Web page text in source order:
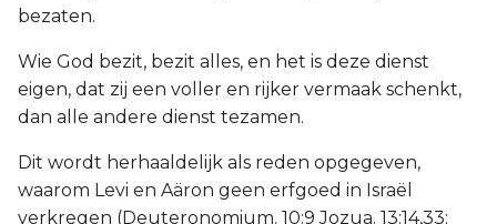
bezaten.
Wie God bezit, bezit alles, en het is deze dienst
eigen, dat zij een voller en rijker vermaak schenkt,
dan alle andere dienst tezamen.
Dit wordt herhaaldelijk als reden opgegeven,
waarom Levi en Aäron geen erfgoed in Israël
verkregen (Deuteronomium. 10:9 Jozua. 13:14,33;